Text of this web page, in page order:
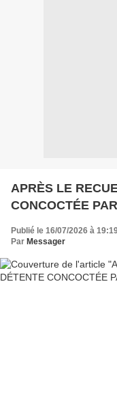
APRÈS LE
CONCOCTÉE
Publié le 16/07/2026 à
Par Messager